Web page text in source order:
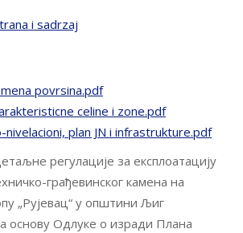
i sadrzaj
povrsina.pdf
celine i zone.pdf
nivelacioni, plan JN i infrastrukture.pdf
регулације за експлоатацију
грађевинског камена на
„Рујевац“ у општини Љиг
основу Одлуке о изради Плана